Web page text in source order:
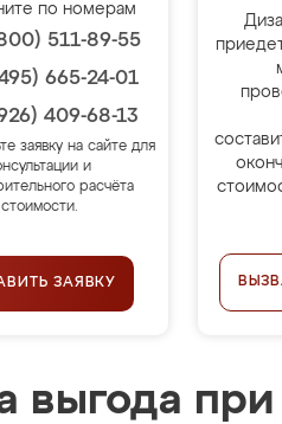
по номерам
511-89-55
665-24-01
409-68-13
заявку на сайте для
и
расчёта
стоимости.
ЗАЯВКУ
выгода при